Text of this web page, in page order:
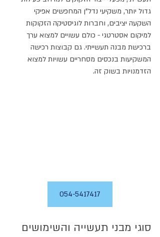
גדול יותר, משקיעי נדל"ן המחפשים אפיקי
השקעה יציבים, וחברות לוגיסטיקה הזקוקות
למיקום אסטרטגי - כולם עשויים למצוא ערך
ברכישת מבנה תעשייתי. גם קבוצות רכישה
המשקיעות בנכסים מסחריים עשויות למצוא
הזדמנויות בשוק זה.
054-5417417
סוגי מבני תעשייה והשימושים